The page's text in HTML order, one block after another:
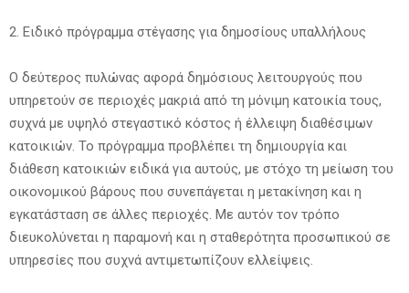
2. Ειδικό πρόγραμμα στέγασης για δημοσίους υπαλλήλους
Ο δεύτερος πυλώνας αφορά δημόσιους λειτουργούς που
υπηρετούν σε περιοχές μακριά από τη μόνιμη κατοικία τους,
συχνά με υψηλό στεγαστικό κόστος ή έλλειψη διαθέσιμων
κατοικιών. Το πρόγραμμα προβλέπει τη δημιουργία και
διάθεση κατοικιών ειδικά για αυτούς, με στόχο τη μείωση του
οικονομικού βάρους που συνεπάγεται η μετακίνηση και η
εγκατάσταση σε άλλες περιοχές. Με αυτόν τον τρόπο
διευκολύνεται η παραμονή και η σταθερότητα προσωπικού σε
υπηρεσίες που συχνά αντιμετωπίζουν ελλείψεις.